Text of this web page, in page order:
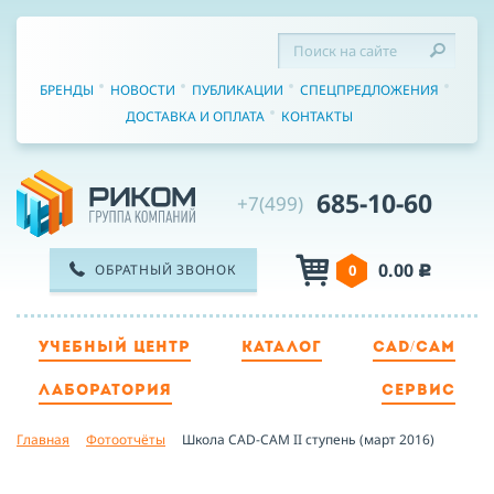
БРЕНДЫ НОВОСТИ ПУБЛИКАЦИИ
СПЕЦПРЕДЛОЖЕНИЯ
ДОСТАВКА И ОПЛАТА
КОНТАКТЫ
+7(499) 685-10-60
ОБРАТНЫЙ ЗВОНОК 0 0.00 c
УЧЕБНЫЙ ЦЕНТР КАТАЛОГ CAD/CAM
ЛАБОРАТОРИЯ СЕРВИС
Главная Фотоотчёты Школа CAD-CAM II ступень (март 2016)